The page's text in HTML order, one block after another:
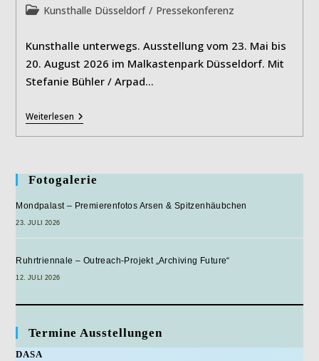
Beitrags-
Kunsthalle Düsseldorf / Pressekonferenz
Kunsthalle unterwegs. Ausstellung vom 23. Mai bis
20. August 2026 im Malkastenpark Düsseldorf. Mit
Stefanie Bühler / Arpad…
WeiterlesenEcologies
In
Motion
Fotogalerie
Mondpalast – Premierenfotos Arsen & Spitzenhäubchen
23. JULI 2026
Ruhrtriennale – Outreach-Projekt „Archiving Future“
12. JULI 2026
Termine Ausstellungen
DASA